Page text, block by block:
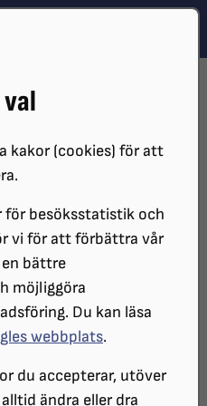
kakor (cookies) för att
för besöksstatistik och
vi för att förbättra vår
bättre
möjliggöra
Du kan läsa
webbplats.
du accepterar, utöver
ändra eller dra
SYNVINKELN